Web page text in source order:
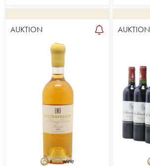
AUKTION AUKTION